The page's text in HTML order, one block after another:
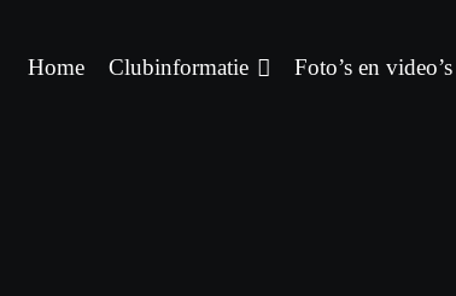
Home Clubinformatie Foto’s en video’s